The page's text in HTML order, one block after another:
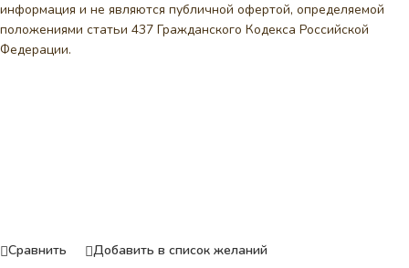
информация и не являются публичной офертой, определяемой
положениями статьи 437 Гражданского Кодекса Российской
Федерации.
Сравнить Добавить в список желаний